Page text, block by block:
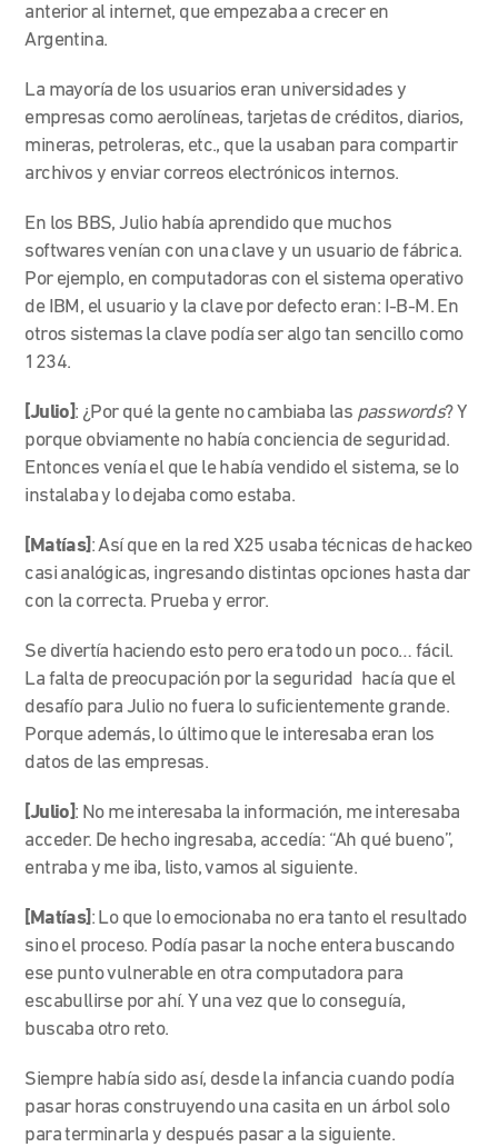
anterior al internet, que empezaba a crecer en
Argentina.
La mayoría de los usuarios eran universidades y
empresas como aerolíneas, tarjetas de créditos, diarios,
mineras, petroleras, etc., que la usaban para compartir
archivos y enviar correos electrónicos internos.
En los BBS, Juliohabía aprendido que muchos
softwares venían con una clave y un usuario de fábrica.
Por ejemplo, en computadoras con el sistema operativo
de IBM, el usuario y la clave por defecto eran: I-B-M. En
otros sistemas la clave podía ser algo tan sencillo como
1234.
[Julio]: ¿Por qué la gente no cambiaba las passwords? Y
porque obviamente no había conciencia de seguridad.
Entonces venía el que le había vendido el sistema, se lo
instalaba y lo dejaba como estaba.
[Matías] : Así que en la red X25 usaba técnicas de hackeo
casi analógicas, ingresando distintas opciones hasta dar
con la correcta. Prueba y error.
Se divertía haciendo esto pero era todo un poco… fácil.
La falta de preocupación por la seguridad hacía que el
desafío para Julio no fuera lo suficientemente grande.
Porque además, lo último que le interesaba eran los
datos de las empresas.
[Julio]: No me interesaba la información, me interesaba
acceder. De hecho ingresaba, accedía: “Ah qué bueno”,
entraba y me iba, listo, vamos al siguiente.
[Matías] : Lo que lo emocionaba no era tanto el resultado
sino el proceso. Podía pasar la noche entera buscando
ese punto vulnerable en otra computadora para
escabullirse por ahí. Y una vez que lo conseguía,
buscaba otro reto.
Siempre había sido así, desde la infancia cuando podía
pasar horas construyendo una casita en un árbol solo
para terminarla y después pasar a la siguiente.